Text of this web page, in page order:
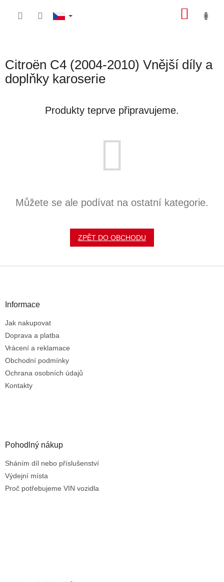
Citroën C4 (2004-2010) Vnější díly a
doplňky karoserie
Produkty teprve připravujeme.
Můžete se ale podívat na ostatní kategorie.
ZPĚT DO OBCHODU
Informace
Jak nakupovat
Doprava a platba
Vrácení a reklamace
Obchodní podmínky
Ochrana osobních údajů
Kontakty
Pohodlný nákup
Sháním díl nebo příslušenství
Výdejní místa
Proč potřebujeme VIN vozidla